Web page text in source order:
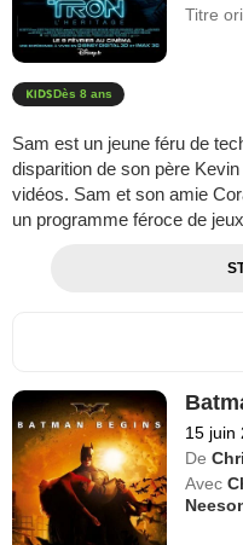
Titre
Dès 8 ans
Sam est un jeune féru de
disparition de son père
vidéos. Sam et son amie
un programme féroce de
15 juin
De
Avec